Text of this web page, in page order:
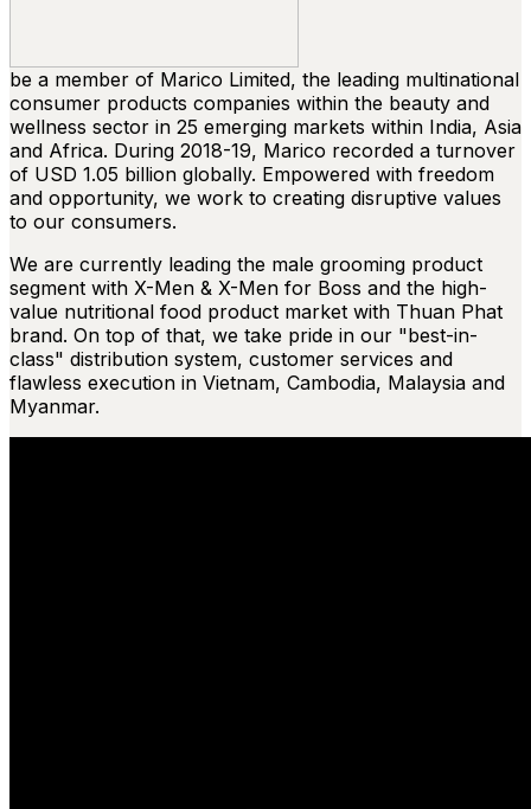
be a member of Marico Limited, the leading multinational
consumer products companies within the beauty and
wellness sector in 25 emerging markets within India, Asia
and Africa. During 2018-19, Marico recorded a turnover
of USD 1.05 billion globally. Empowered with freedom
and opportunity, we work to creating disruptive values
to our consumers.
We are currently leading the male grooming product
segment with X-Men & X-Men for Boss and the high-
value nutritional food product market with Thuan Phat
brand. On top of that, we take pride in our "best-in-
class" distribution system, customer services and
flawless execution in Vietnam, Cambodia, Malaysia and
Myanmar.